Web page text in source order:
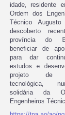
idade, residente
Ordem dos
Técnico
descoberto
província do
beneficiar de
para dar
estudos e
projeto de
tecnológica,
solidária da
Engenheiros